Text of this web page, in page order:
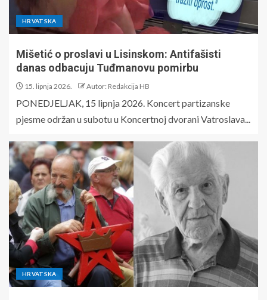
HRVATSKA
Mišetić o proslavi u Lisinskom: Antifašisti
danas odbacuju Tuđmanovu pomirbu
15. lipnja 2026. Autor: Redakcija HB
PONEDJELJAK, 15 lipnja 2026. Koncert partizanske
pjesme održan u subotu u Koncertnoj dvorani Vatroslava...
HRVATSKA